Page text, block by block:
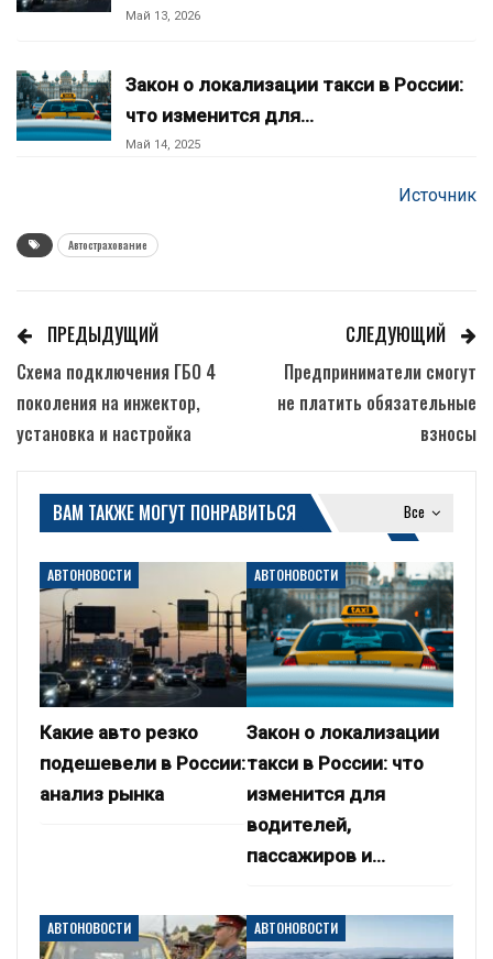
Май 13, 2026
Закон о локализации такси в России:
что изменится для…
Май 14, 2025
Источник
Автострахование
ПРЕДЫДУЩИЙ
Схема подключения ГБО 4
поколения на инжектор,
установка и настройка
СЛЕДУЮЩИЙ
Предприниматели смогут
не платить обязательные
взносы
Все
ВАМ ТАКЖЕ МОГУТ ПОНРАВИТЬСЯ
АВТОНОВОСТИ
Какие авто резко
подешевели в России:
анализ рынка
АВТОНОВОСТИ
Закон о локализации
такси в России: что
изменится для
водителей,
пассажиров и…
АВТОНОВОСТИ АВТОНОВОСТИ